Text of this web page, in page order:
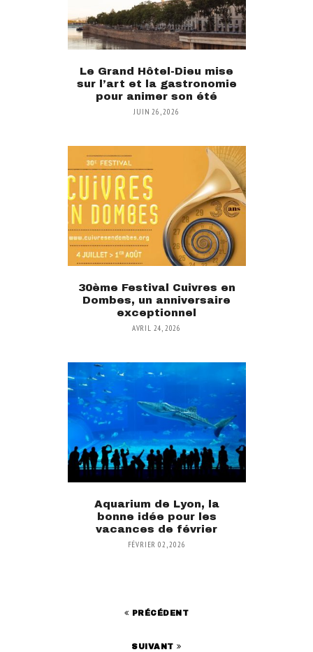
Le Grand Hôtel-Dieu mise
sur l’art et la gastronomie
pour animer son été
JUIN 26, 2026
30ème Festival Cuivres en
Dombes, un anniversaire
exceptionnel
AVRIL 24, 2026
Aquarium de Lyon, la
bonne idée pour les
vacances de février
FÉVRIER 02, 2026
PRÉCÉDENT
SUIVANT